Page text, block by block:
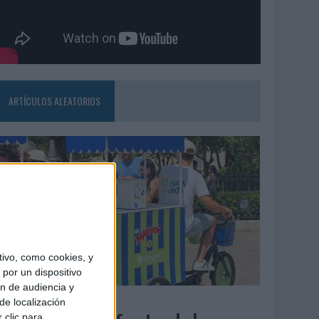
como cookies, y
un dispositivo
de audiencia y
localización
clic para
ARTÍCULOS ALEATORIOS